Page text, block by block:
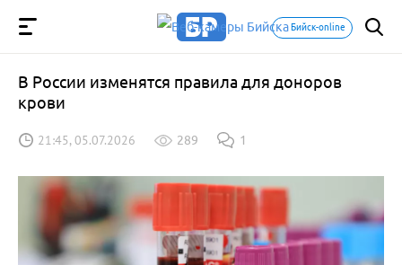
Бийск-online
В России изменятся правила для доноров
крови
21:45, 05.07.2026 289 1